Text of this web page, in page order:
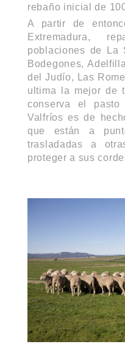
rebaño inicial de
A partir de
Extremadura,
poblaciones de La
Bodegones,
del Judío, Las
ultima la mejor de
conserva el
Valfríos es de
que están a
trasladadas a
proteger a sus